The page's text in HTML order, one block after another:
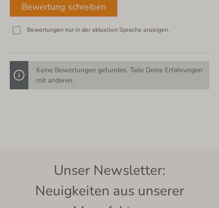
Bewertung schreiben
Bewertungen nur in der aktuellen Sprache anzeigen.
Keine Bewertungen gefunden. Teile Deine Erfahrungen
mit anderen.
Unser Newsletter:
Neuigkeiten aus unserer